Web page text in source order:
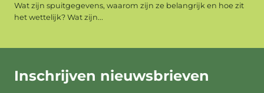
Wat zijn spuitgegevens, waarom zijn ze belangrijk en hoe zit
het wettelijk? Wat zijn...
Inschrijven nieuwsbrieven